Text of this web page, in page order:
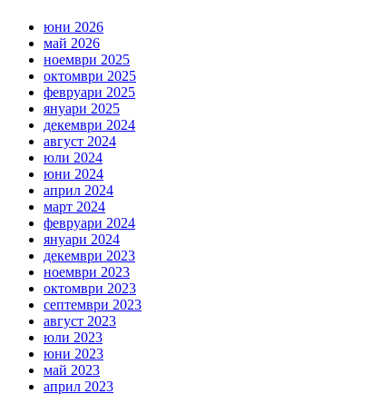
юни 2026
май 2026
ноември 2025
октомври 2025
февруари 2025
януари 2025
декември 2024
август 2024
юли 2024
юни 2024
април 2024
март 2024
февруари 2024
януари 2024
декември 2023
ноември 2023
октомври 2023
септември 2023
август 2023
юли 2023
юни 2023
май 2023
април 2023